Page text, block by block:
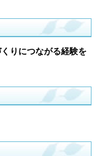
りにつながる経験を